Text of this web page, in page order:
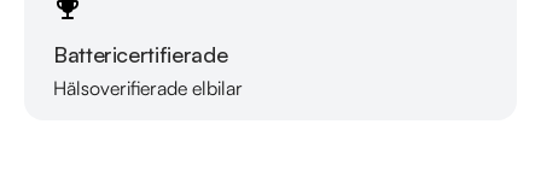
Battericertifierade
Hälsoverifierade elbilar
Läs mer om oss